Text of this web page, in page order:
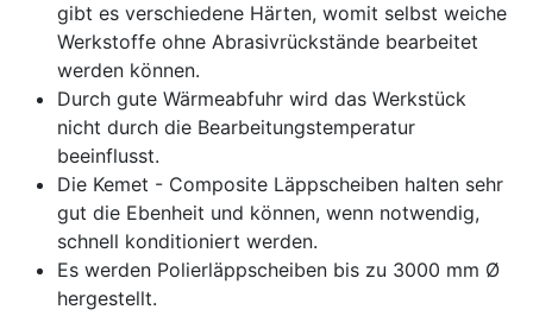
gibt es verschiedene Härten, womit selbst weiche
Werkstoffe ohne Abrasivrückstände bearbeitet
werden können.
Durch gute Wärmeabfuhr wird das Werkstück
nicht durch die Bearbeitungstemperatur
beeinflusst.
Die Kemet - Composite Läppscheiben halten sehr
gut die Ebenheit und können, wenn notwendig,
schnell konditioniert werden.
Es werden Polierläppscheiben bis zu 3000 mm Ø
hergestellt.